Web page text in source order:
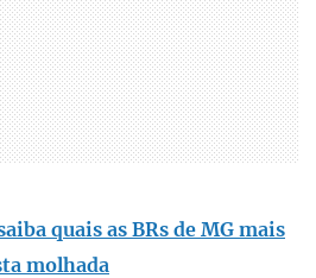
quais as BRs de MG mais
molhada